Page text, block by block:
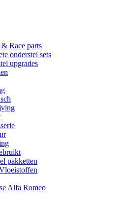
Race parts
onderstel sets
upgrades
pakketten
Alfa Romeo